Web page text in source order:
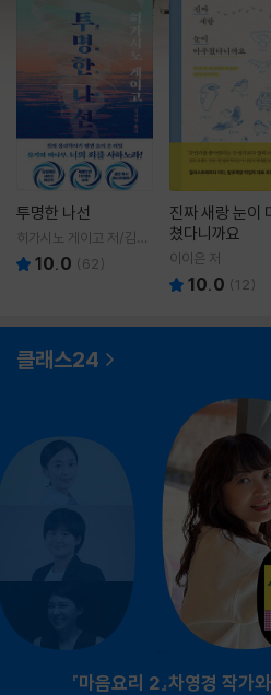
투명한 나선
히가시노 게이고 저/김선
영 역10.0 (62)
진짜 새랑 눈이
쳤다니까요
이이은 저
10.0 (12)
클래스24
『마음요리 2』차영경 작